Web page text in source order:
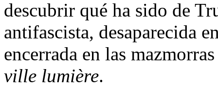
descubrir qué ha sido de
antifascista, desaparecida
encerrada en las
ville lumière.